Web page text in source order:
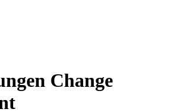
Change